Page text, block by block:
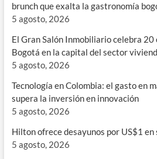
brunch que exalta la gastronomía
5 agosto, 2026
El Gran Salón Inmobiliario celebra
Bogotá en la capital del sector
5 agosto, 2026
Tecnología en Colombia: el gasto en
supera la inversión en innovación
5 agosto, 2026
Hilton ofrece desayunos por US$1 en
5 agosto, 2026